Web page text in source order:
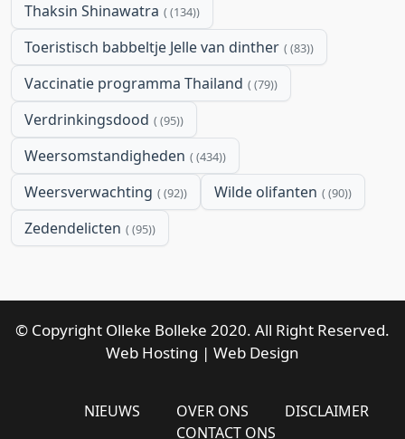
Thaksin Shinawatra (134)
Toeristisch babbeltje Jelle van dinther (83)
Vaccinatie programma Thailand (79)
Verdrinkingsdood (95)
Weersomstandigheden (434)
Weersverwachting (92) Wilde olifanten (90)
Zedendelicten (95)
© Copyright Olleke Bolleke 2020. All Right Reserved.
Web Hosting | Web Design
NIEUWS OVER ONS
DISCLAIMER
CONTACT ONS